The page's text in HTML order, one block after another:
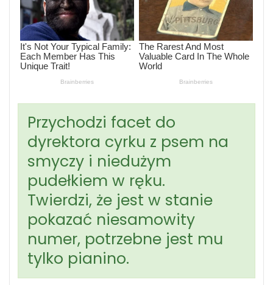
Przychodzi facet do
dyrektora cyrku z psem na
smyczy i niedużym
pudełkiem w ręku.
Twierdzi, że jest w stanie
pokazać niesamowity
numer, potrzebne jest mu
tylko pianino.